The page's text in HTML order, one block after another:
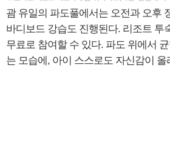
괌 유일의 파도풀에서는 오전과 오후
바디보드 강습도 진행된다. 리조트 투
무료로 참여할 수 있다. 파도 위에서
는 모습에, 아이 스스로도 자신감이 올